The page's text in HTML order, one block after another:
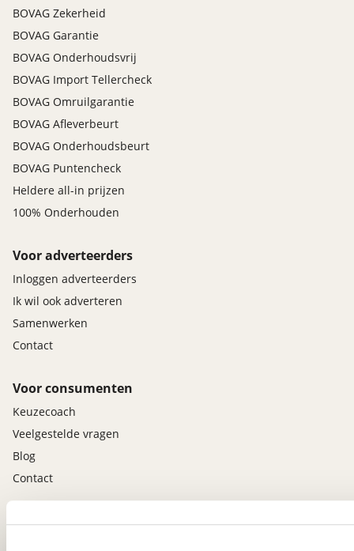
BOVAG Zekerheid
BOVAG Garantie
BOVAG Onderhoudsvrij
BOVAG Import Tellercheck
BOVAG Omruilgarantie
BOVAG Afleverbeurt
BOVAG Onderhoudsbeurt
BOVAG Puntencheck
Heldere all-in prijzen
100% Onderhouden
Voor adverteerders
Inloggen adverteerders
Ik wil ook adverteren
Samenwerken
Contact
Voor consumenten
Keuzecoach
Veelgestelde vragen
Blog
Contact
viaBOVAG.nl app